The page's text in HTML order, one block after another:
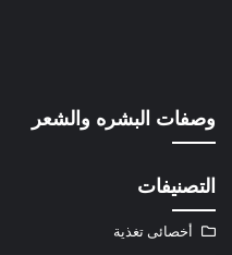
وصفات البشره والشعر
التصنيفات
أخصائى تغذية